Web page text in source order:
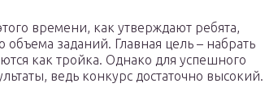
времени, как утверждают ребята,
заданий. Главная цель – набрать
как тройка. Однако для успешного
ведь конкурс достаточно высокий.